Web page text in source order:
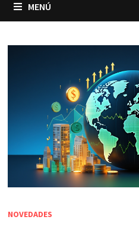
MENÚ
NOVEDADES